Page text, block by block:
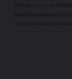
Hukuka ve yasal
süre içerisinde